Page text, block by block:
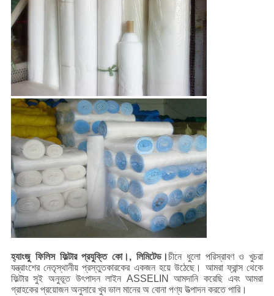
হ্যাংজু ফিলিস ফিল্টার প্রযুক্তি কো।, লিমিটেড।চীনে ধুলো পরিস্রাবণ ও খুচরা
যন্ত্রাংশের নেতৃস্থানীয় প্রস্তুতকারকের একজন হয়ে উঠেছে। আমরা ফ্রান্স থেকে
ফিল্টার সুই অনুভূত উৎপাদন লাইন ASSELIN আমদানি করেছি এবং আমরা
গ্রাহকের প্রয়োজন অনুসারে খুব ভাল মানের অ বোনা পণ্য উত্পাদন করতে পারি।